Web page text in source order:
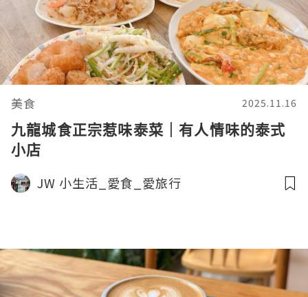
美食 2025.11.16
九龍城食正宗惹味泰菜｜有人情味的泰式
小店
JW 小生活_愛食_愛旅行